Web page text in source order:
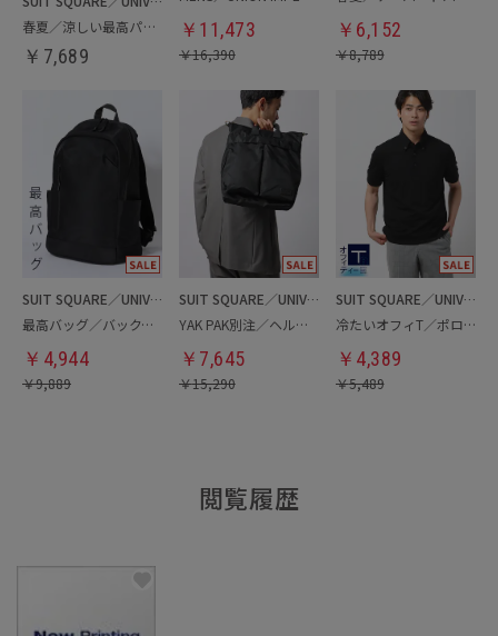
春夏／涼しい最高パンツ
￥ 7,689
￥ 11,473
￥16,390
￥ 6,152
￥8,789
SUIT SQUARE／UNIVERSAL LANGUAGE
最高バッグ／バックパック
￥ 4,944
￥9,889
SUIT SQUARE／UNIVERSAL LANGUAGE
YAK PAK別注／ヘルメットバッグ
￥ 7,645
￥15,290
SUIT SQUARE／UNIVERSAL LANGUAGE
冷たいオフィT／ポロシャツ
￥ 4,389
￥5,489
閲覧履歴